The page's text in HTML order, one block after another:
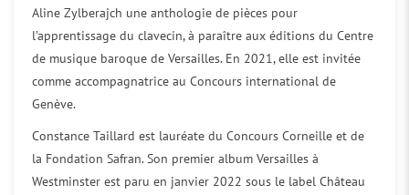
Aline Zylberajch une anthologie de pièces pour
l’apprentissage du clavecin, à paraître aux éditions du Centre
de musique baroque de Versailles. En 2021, elle est invitée
comme accompagnatrice au Concours international de
Genève.
Constance Taillard est lauréate du Concours Corneille et de
la Fondation Safran. Son premier album Versailles à
Westminster est paru en janvier 2022 sous le label Château